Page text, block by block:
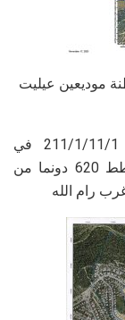
موديعين عيليت
, هذا بالإضافة الى المخطط الاستيطاني رقم 211/1/11/1 في
مستوطنة كفار أورانيم حيث يستهدف المخطط 620 دونما من
رام الله